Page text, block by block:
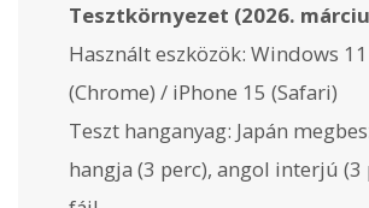
Tesztkörnyezet (2026.
Használt eszközök: Windows 11
(Chrome) / iPhone 15 (Safari)
Teszt hanganyag: Japán
hangja (3 perc), angol interjú (3